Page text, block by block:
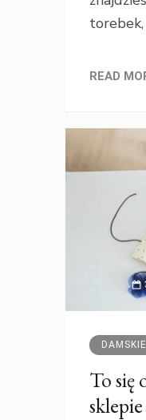
READ
DAMSKIE
To się